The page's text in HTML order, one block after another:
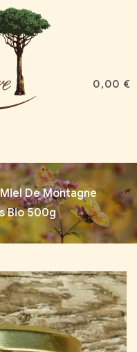
0,00 €
Miel De Montagne
Bio 500g